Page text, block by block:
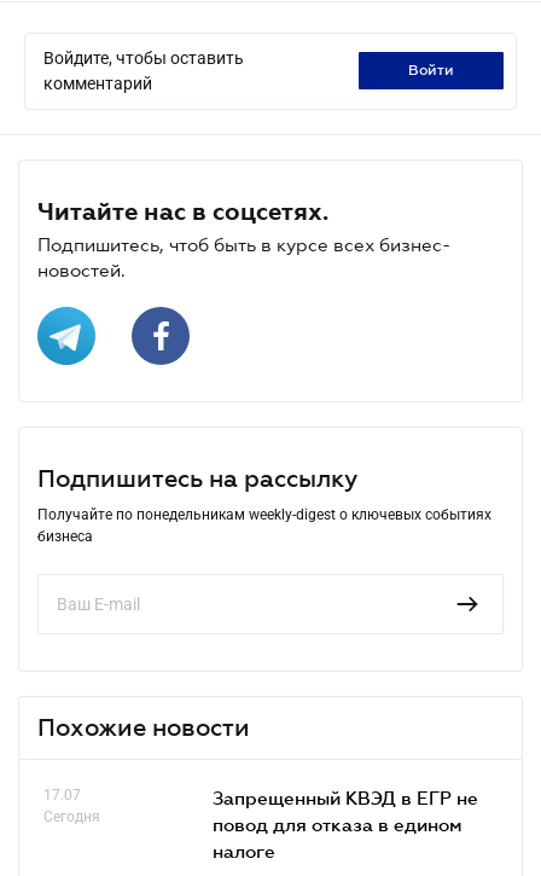
Войдите, чтобы оставить
комментарий
войти
Читайте нас в соцсетях.
Подпишитесь, чтоб быть в курсе всех бизнес-
новостей.
Подпишитесь на рассылку
Получайте по понедельникам weekly-digest о ключевых событиях
бизнеса
Похожие новости
17.07
Сегодня
Запрещенный КВЭД в ЕГР не
повод для отказа в едином
налоге